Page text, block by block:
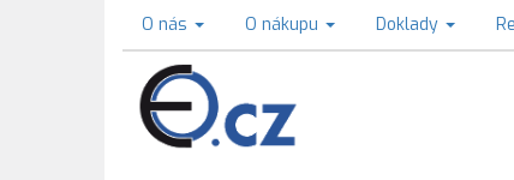
O nás O nákupu Doklady